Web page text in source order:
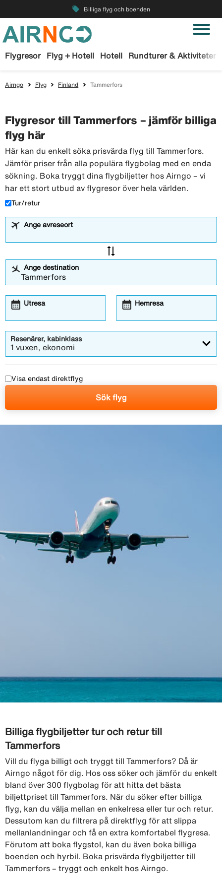
local_offer Billiga flyg och boenden
Flygresor Flyg + Hotell Hotell Rundturer & Aktiviteter
Airngo Flyg Finland Tammerfors
Flygresor till Tammerfors – jämför billiga
flyg här
Här kan du enkelt söka prisvärda flyg till Tammerfors.
Jämför priser från alla populära flygbolag med en enda
sökning. Boka tryggt dina flygbiljetter hos Airngo – vi
har ett stort utbud av flygresor över hela världen.
Tur/retur
Ange avreseort
sync_alt
Ange destination
Utresa
calendar_month Hemresa
calendar_month
Resenärer, kabinklass
1 vuxen, ekonomi
Visa endast direktflyg
Sök flyg
Billiga flygbiljetter tur och retur till
Tammerfors
Vill du flyga billigt och tryggt till Tammerfors? Då är
Airngo något för dig. Hos oss söker och jämför du enkelt
bland över 300 flygbolag för att hitta det bästa
biljettpriset till Tammerfors. När du söker efter billiga
flyg, kan du välja mellan en enkelresa eller tur och retur.
Dessutom kan du filtrera på direktflyg för att slippa
mellanlandningar och få en extra komfortabel flygresa.
Förutom att boka flygstol, kan du även boka billiga
boenden och hyrbil. Boka prisvärda flygbiljetter till
Tammerfors – tryggt och enkelt hos Airngo.